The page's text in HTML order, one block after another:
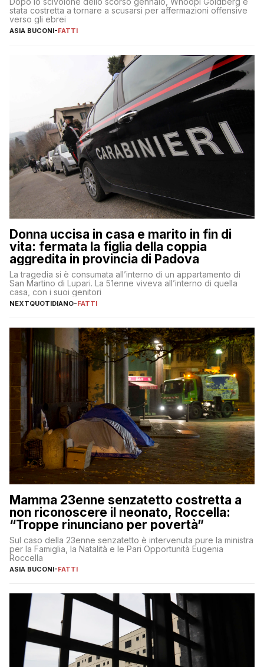
stata costretta a tornare a scusarsi per affermazioni offensive
verso gli ebrei
ASIA BUCONI-FATTI
Donna uccisa in casa e marito in fin di
vita: fermata la figlia della coppia
aggredita in provincia di Padova
La tragedia si è consumata all’interno di un appartamento di
San Martino di Lupari. La 51enne viveva all’interno di quella
casa, con i suoi genitori
NEXTQUOTIDIANO-FATTI
Mamma 23enne senzatetto costretta a
non riconoscere il neonato, Roccella:
“Troppe rinunciano per povertà”
Sul caso della 23enne senzatetto è intervenuta pure la ministra
per la Famiglia, la Natalità e le Pari Opportunità Eugenia
Roccella
ASIA BUCONI-FATTI